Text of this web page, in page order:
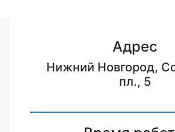
Адрес
Нижний Новгород,
пл., 5